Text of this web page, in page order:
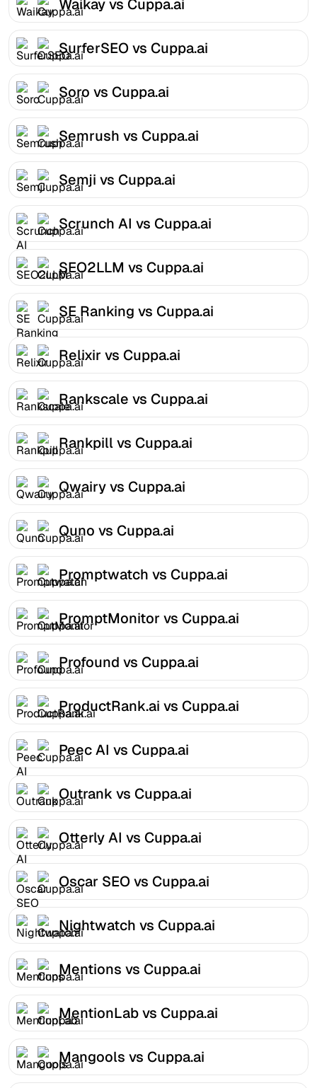
Waikay vs Cuppa.ai
SurferSEO vs Cuppa.ai
Soro vs Cuppa.ai
Semrush vs Cuppa.ai
Semji vs Cuppa.ai
Scrunch AI vs Cuppa.ai
SEO2LLM vs Cuppa.ai
SE Ranking vs Cuppa.ai
Relixir vs Cuppa.ai
Rankscale vs Cuppa.ai
Rankpill vs Cuppa.ai
Qwairy vs Cuppa.ai
Quno vs Cuppa.ai
Promptwatch vs Cuppa.ai
PromptMonitor vs Cuppa.ai
Profound vs Cuppa.ai
ProductRank.ai vs Cuppa.ai
Peec AI vs Cuppa.ai
Outrank vs Cuppa.ai
Otterly AI vs Cuppa.ai
Oscar SEO vs Cuppa.ai
Nightwatch vs Cuppa.ai
Mentions vs Cuppa.ai
MentionLab vs Cuppa.ai
Mangools vs Cuppa.ai